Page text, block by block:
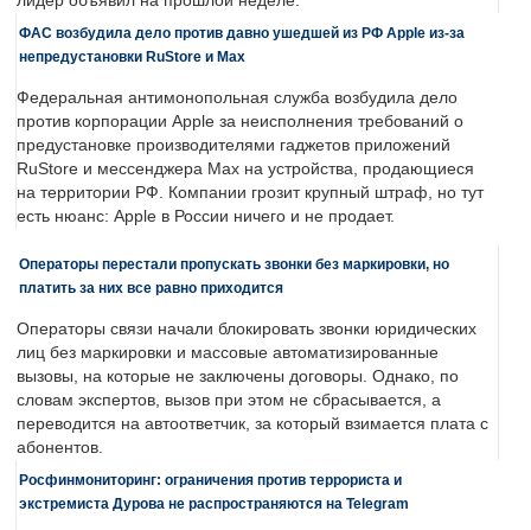
ФАС возбудила дело против давно ушедшей из РФ Apple из-за
непредустановки RuStore и Max
Федеральная антимонопольная служба возбудила дело
против корпорации Apple за неисполнения требований о
предустановке производителями гаджетов приложений
RuStore и мессенджера Max на устройства, продающиеся
на территории РФ. Компании грозит крупный штраф, но тут
есть нюанс: Apple в России ничего и не продает.
Операторы перестали пропускать звонки без маркировки, но
платить за них все равно приходится
Операторы связи начали блокировать звонки юридических
лиц без маркировки и массовые автоматизированные
вызовы, на которые не заключены договоры. Однако, по
словам экспертов, вызов при этом не сбрасывается, а
переводится на автоответчик, за который взимается плата с
абонентов.
Росфинмониторинг: ограничения против террориста и
экстремиста Дурова не распространяются на Telegram